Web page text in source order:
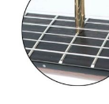
the
images
gallery